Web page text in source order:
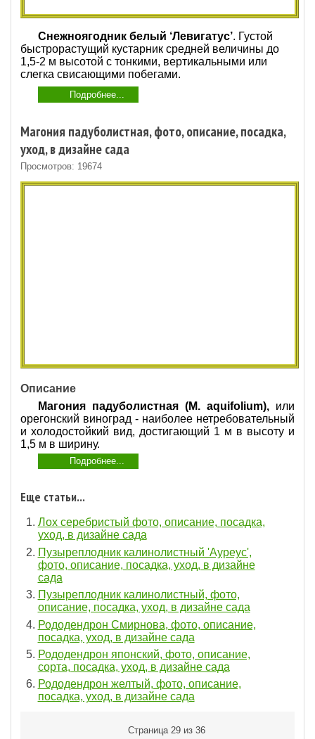
Снежноягодник белый ‘Левигатус’. Густой
быстрорастущий кустарник средней величины до
1,5-2 м высотой с тонкими, вертикальными или
слегка свисающими побегами.
Подробнее...
Магония падуболистная, фото, описание, посадка,
уход, в дизайне сада
Просмотров: 19674
Описание
Магония падуболистная (M. aquifolium), или
орегонский виноград - наиболее нетребовательный
и холодостойкий вид, достигающий 1 м в высоту и
1,5 м в ширину.
Подробнее...
Еще статьи...
Лох серебристый фото, описание, посадка,
уход, в дизайне сада
Пузыреплодник калинолистный 'Ауреус',
фото, описание, посадка, уход, в дизайне
сада
Пузыреплодник калинолистный, фото,
описание, посадка, уход, в дизайне сада
Рододендрон Смирнова, фото, описание,
посадка, уход, в дизайне сада
Рододендрон японский, фото, описание,
сорта, посадка, уход, в дизайне сада
Рододендрон желтый, фото, описание,
посадка, уход, в дизайне сада
Страница 29 из 36